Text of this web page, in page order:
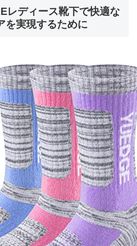
レディース靴下で快適な
を実現するために